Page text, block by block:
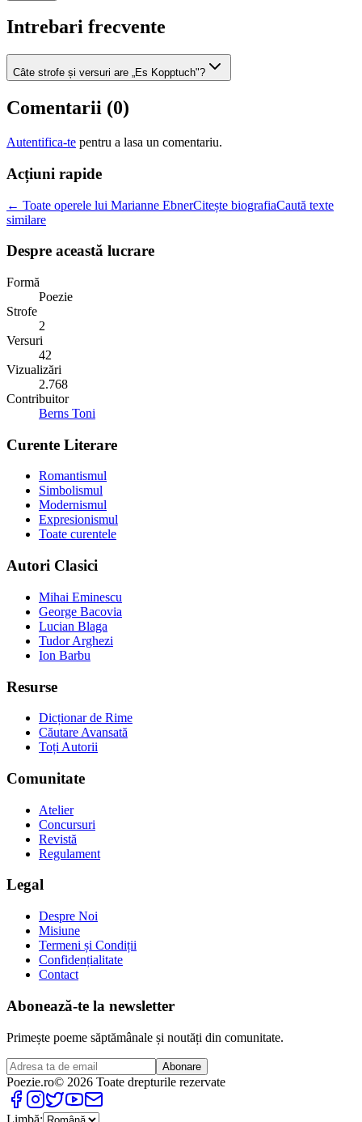
Intrebari frecvente
Câte strofe și versuri are „Es Kopptuch"?
Comentarii (0)
Autentifica-te pentru a lasa un comentariu.
Acțiuni rapide
← Toate operele lui Marianne EbnerCitește biografiaCaută texte
similare
Despre această lucrare
Formă
Poezie
Strofe
2
Versuri
42
Vizualizări
2.768
Contribuitor
Berns Toni
Curente Literare
Romantismul
Simbolismul
Modernismul
Expresionismul
Toate curentele
Autori Clasici
Mihai Eminescu
George Bacovia
Lucian Blaga
Tudor Arghezi
Ion Barbu
Resurse
Dicționar de Rime
Căutare Avansată
Toți Autorii
Comunitate
Atelier
Concursuri
Revistă
Regulament
Legal
Despre Noi
Misiune
Termeni și Condiții
Confidențialitate
Contact
Abonează-te la newsletter
Primește poeme săptămânale și noutăți din comunitate.
Abonare
Poezie.ro© 2026 Toate drepturile rezervate
Limbă: